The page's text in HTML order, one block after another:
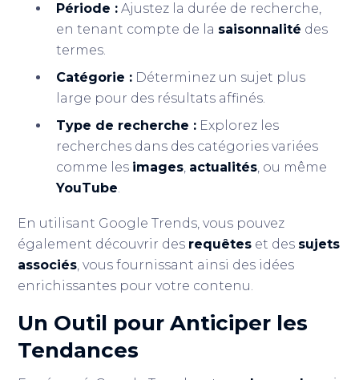
Période : Ajustez la durée de recherche,
en tenant compte de la saisonnalité des
termes.
Catégorie : Déterminez un sujet plus
large pour des résultats affinés.
Type de recherche : Explorez les
recherches dans des catégories variées
comme les images, actualités, ou même
YouTube.
En utilisant Google Trends, vous pouvez
également découvrir des requêtes et des sujets
associés, vous fournissant ainsi des idées
enrichissantes pour votre contenu.
Un Outil pour Anticiper les
Tendances